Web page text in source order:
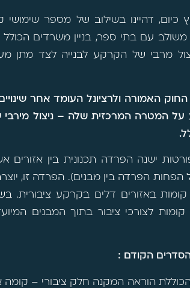
כיום, דהיינו בשילוב של מספר שימושי
משולב עם בתי ספר, בניין משרדים הכולל
מרבי של הקרקע לבנייה לצד מתן
האמורה ולרציונל העומד אחר
המטרה המרכזית שלה – ניצול
ישנה הפרדה תכנונית בין אזורים
הפחות הפרדה בין מבנים). הפרדה זו,
באזורים דלים בקרקע ציבורית.
לצורכי ציבור בתוך המבנים
הקודם :
הוראה המקנה חלק ציבורי – קומה